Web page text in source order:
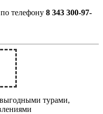
телефону 8 343 300-97-
турами,